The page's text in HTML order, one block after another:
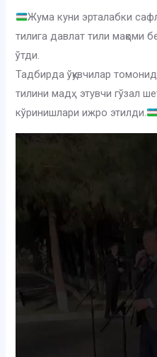
Жума куни эрталабки
тилига давлат тили мақоми
ўтди.
Тадбирда ўқувчилар
тилини мадҳ этувчи гўзал
кўринишлари ижро этилди.